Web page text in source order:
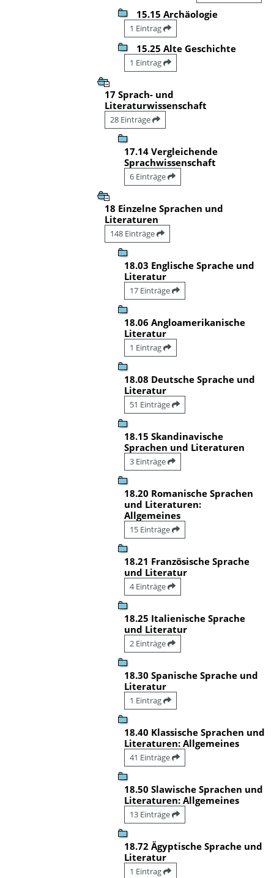
15.15 Archäologie
1 Eintrag
15.25 Alte Geschichte
1 Eintrag
17 Sprach- und
Literaturwissenschaft
28 Einträge
17.14 Vergleichende
Sprachwissenschaft
6 Einträge
18 Einzelne Sprachen und
Literaturen
148 Einträge
18.03 Englische Sprache und
Literatur
17 Einträge
18.06 Angloamerikanische
Literatur
1 Eintrag
18.08 Deutsche Sprache und
Literatur
51 Einträge
18.15 Skandinavische
Sprachen und Literaturen
3 Einträge
18.20 Romanische Sprachen
und Literaturen:
Allgemeines
15 Einträge
18.21 Französische Sprache
und Literatur
4 Einträge
18.25 Italienische Sprache
und Literatur
2 Einträge
18.30 Spanische Sprache und
Literatur
1 Eintrag
18.40 Klassische Sprachen und
Literaturen: Allgemeines
41 Einträge
18.50 Slawische Sprachen und
Literaturen: Allgemeines
13 Einträge
18.72 Ägyptische Sprache und
Literatur
1 Eintrag